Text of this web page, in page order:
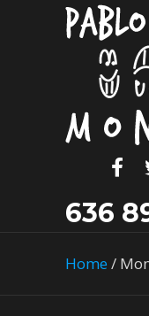
636
Home/